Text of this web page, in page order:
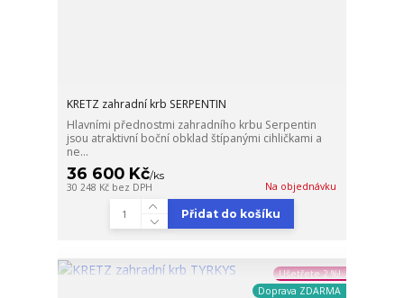
KRETZ zahradní krb SERPENTIN
Hlavními přednostmi zahradního krbu Serpentin
jsou atraktivní boční obklad štípanými cihličkami a
ne...
36 600 Kč/ks
30 248 Kč bez DPH Na objednávku
Přidat do košíku
Ušetřete 2 %!
Doprava ZDARMA